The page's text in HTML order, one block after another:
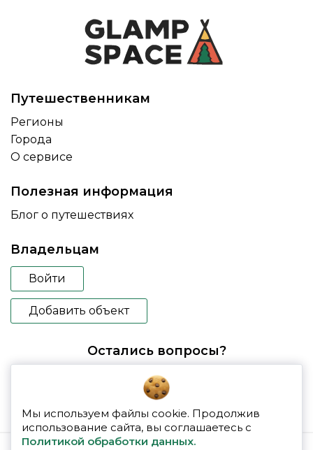
Путешественникам
Регионы
Города
О сервисе
Полезная информация
Блог о путешествиях
Владельцам
Войти
Добавить объект
Остались вопросы?
booking@glampspace.ru
Мы используем файлы cookie. Продолжив
использование сайта, вы соглашаетесь с
Политикой обработки данных.